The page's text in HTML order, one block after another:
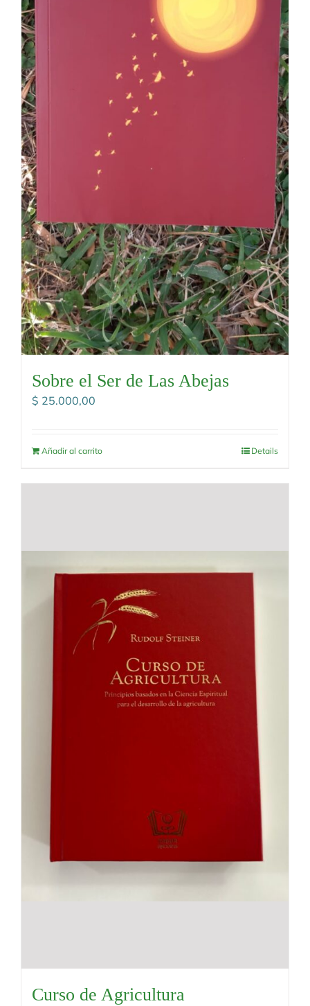
Sobre el Ser de Las Abejas
$ 25.000,00
Añadir al carrito Details
Curso de Agricultura